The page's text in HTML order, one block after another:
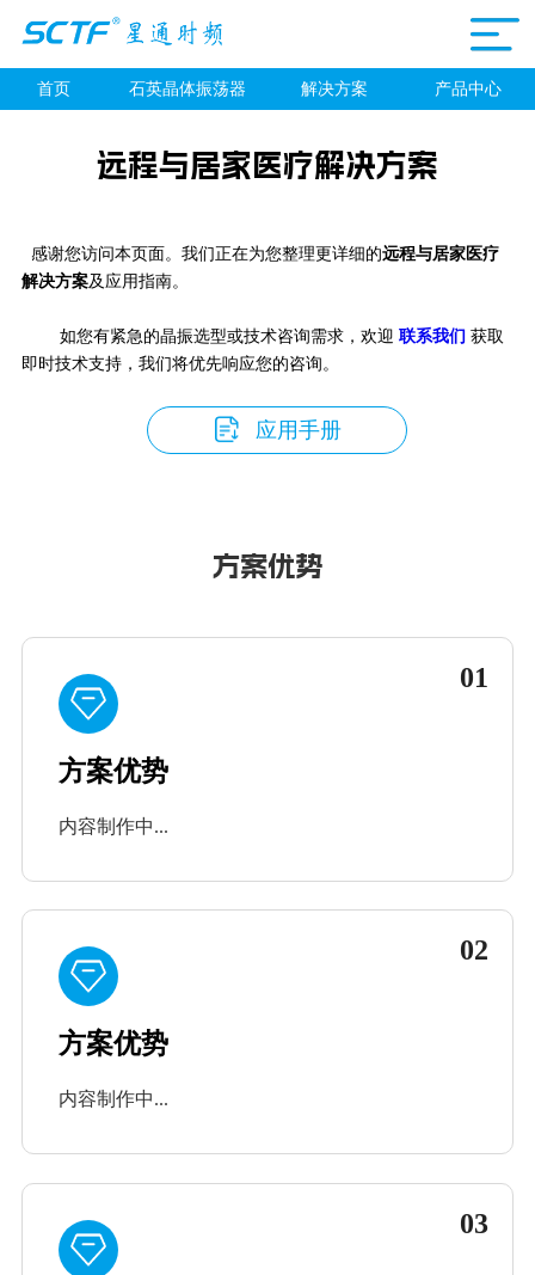
首页 石英晶体振荡器 解决方案 产品中心
远程与居家医疗解决方案
感谢您访问本页面。我们正在为您整理更详细的远程与居家医疗
解决方案及应用指南。
如您有紧急的晶振选型或技术咨询需求，欢迎 联系我们 获取
即时技术支持，我们将优先响应您的咨询。
应用手册
方案优势
01
方案优势
内容制作中...
02
方案优势
内容制作中...
03